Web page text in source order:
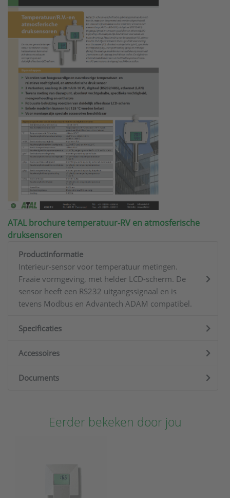
ATAL brochure temperatuur-RV en atmosferische
druksensoren
Productinformatie
Interieur-sensor voor temperatuur metingen.
Fraaie vormgeving, met helder LCD-scherm. De
sensor heeft een RS232 uitgangssignaal en is
tevens Modbus en Advantech ADAM compatibel.
Specificaties
Accessoires
Documents
Eerder bekeken door jou